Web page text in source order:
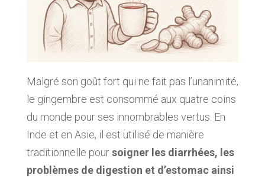
Malgré son goût fort qui ne fait pas l’unanimité,
le gingembre est consommé aux quatre coins
du monde pour ses innombrables vertus. En
Inde et en Asie, il est utilisé de manière
traditionnelle poursoigner les diarrhées, les
problèmes de digestion et d’estomac ainsi